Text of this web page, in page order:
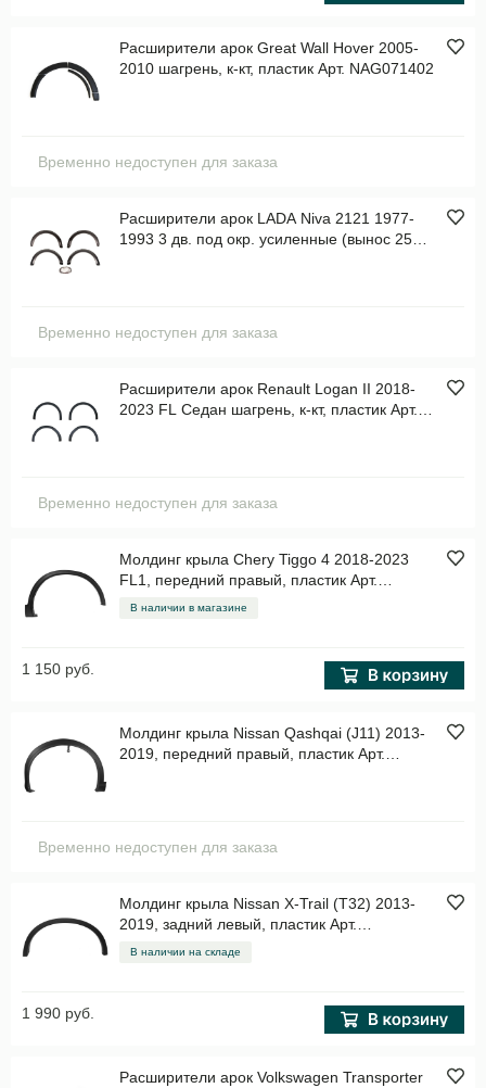
Расширители арок Great Wall Hover 2005-
2010 шагрень, к-кт, пластик Арт. NAG071402
Временно недоступен для заказа
Расширители арок LADA Niva 2121 1977-
1993 3 дв. под окр. усиленные (вынос 25
Временно недоступен для заказа
Расширители арок Renault Logan II 2018-
2023 FL Седан шагрень, к-кт, пластик Арт.
Временно недоступен для заказа
Молдинг крыла Chery Tiggo 4 2018-2023
FL1, передний правый, пластик Арт.
STCHTG4016M1
В наличии в магазине
1 150 руб.
Молдинг крыла Nissan Qashqai (J11) 2013-
2019, передний правый, пластик Арт.
Временно недоступен для заказа
Молдинг крыла Nissan X-Trail (T32) 2013-
2019, задний левый, пластик Арт.
STDTU3064M2
В наличии на складе
1 990 руб.
Расширители арок Volkswagen Transporter